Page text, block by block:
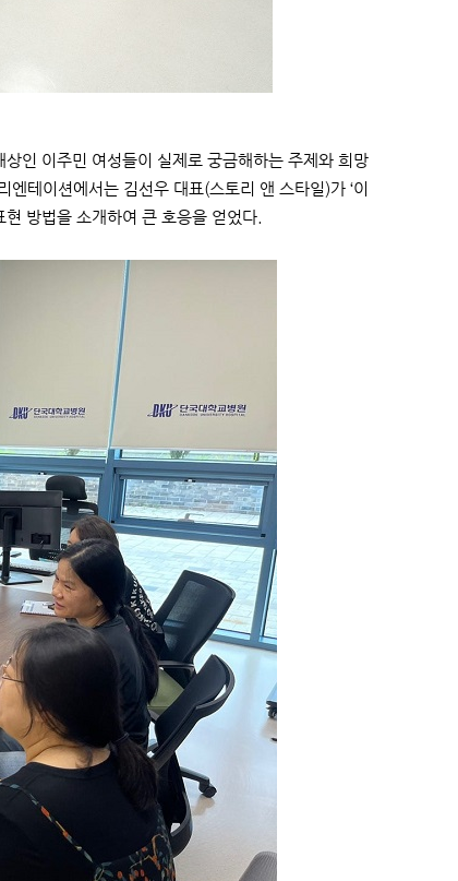
인 이주민 여성들이 실제로 궁금해하는 주제와 희망
테이션에서는 김선우 대표(스토리 앤 스타일)가 ‘이
방법을 소개하여 큰 호응을 얻었다.